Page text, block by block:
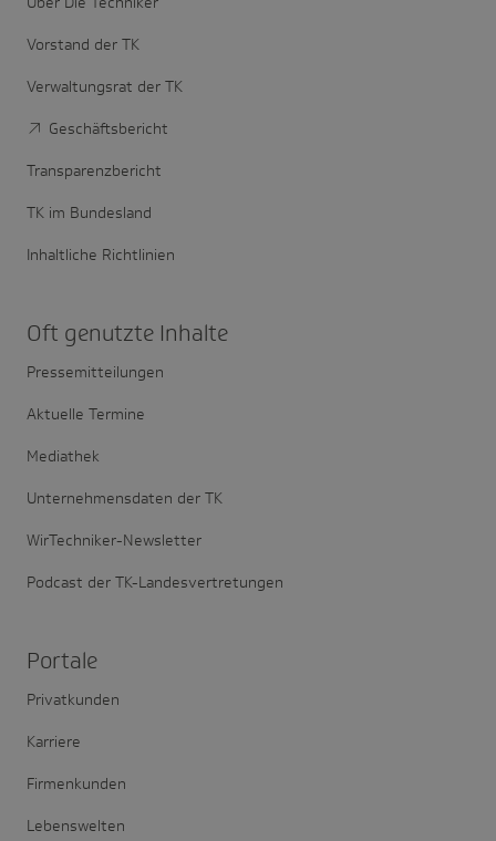
Vorstand der TK
Verwaltungsrat der TK
Geschäftsbericht
Transparenzbericht
TK im Bundesland
Inhaltliche Richtlinien
Oft genutzte Inhalte
Pressemitteilungen
Aktuelle Termine
Mediathek
Unternehmensdaten der TK
WirTechniker-Newsletter
Podcast der TK-Landesvertretungen
Portale
Privatkunden
Karriere
Firmenkunden
Lebenswelten